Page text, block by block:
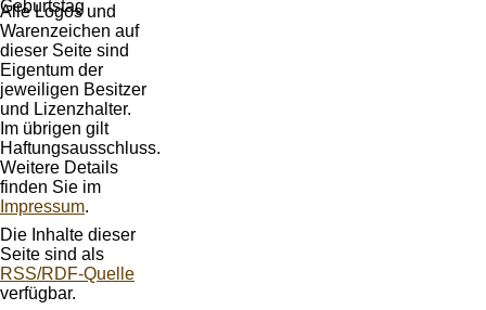
Alle Logos und
Warenzeichen auf
dieser Seite sind
Eigentum der
jeweiligen Besitzer
und Lizenzhalter.
Im übrigen gilt
Haftungsausschluss.
Weitere Details
finden Sie im
Impressum.
Die Inhalte dieser
Seite sind als
RSS/RDF-Quelle
verfügbar.